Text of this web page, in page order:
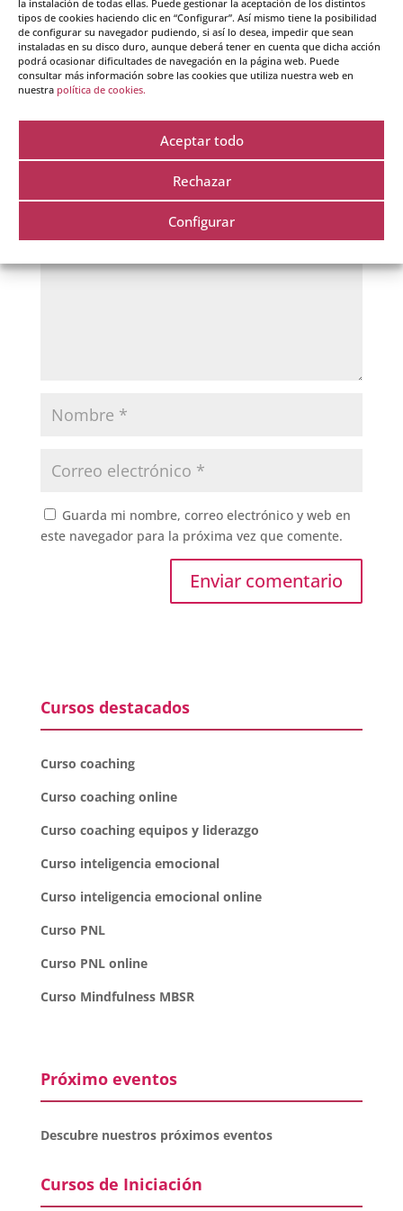
la instalación de todas ellas. Puede gestionar la aceptación de los distintos
tipos de cookies haciendo clic en “Configurar”. Así mismo tiene la posibilidad
de configurar su navegador pudiendo, si así lo desea, impedir que sean
instaladas en su disco duro, aunque deberá tener en cuenta que dicha acción
podrá ocasionar dificultades de navegación en la página web. Puede
consultar más información sobre las cookies que utiliza nuestra web en
nuestra política de cookies.
Aceptar todo
Rechazar
Configurar
Responder
Enviar comentario
Tu dirección de correo electrónico no será publicada.
Los campos obligatorios están marcados con*
Guarda mi nombre, correo electrónico y web en
este navegador para la próxima vez que comente.
Cursos destacados
Curso coaching
Curso coaching online
Curso coaching equipos y liderazgo
Curso inteligencia emocional
Curso inteligencia emocional online
Curso PNL
Curso PNL online
Curso Mindfulness MBSR
Próximo eventos
Descubre nuestros próximos eventos
Cursos de Iniciación